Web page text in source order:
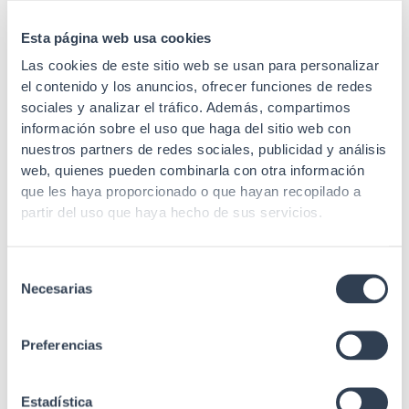
Esta página web usa cookies
Las cookies de este sitio web se usan para personalizar
el contenido y los anuncios, ofrecer funciones de redes
sociales y analizar el tráfico. Además, compartimos
información sobre el uso que haga del sitio web con
nuestros partners de redes sociales, publicidad y análisis
web, quienes pueden combinarla con otra información
que les haya proporcionado o que hayan recopilado a
partir del uso que haya hecho de sus servicios.
Necesarias
Preferencias
Estadística
Laterales
Perforados
desmontables con
cierres plásticos
(cerradura redonda
opcional)
Entrada cable Inferior / Superior
Puerta frontal
Perforada curva con
tornillos/tuercas 1 Kit 4